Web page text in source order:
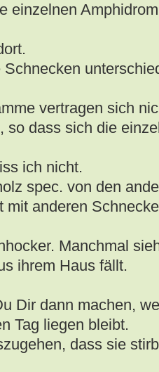
einzelnen
vertragen sich
so dass sich die
ich nicht.
spec. von den
mit anderen
Manchmal
ihrem Haus fällt.
Dir dann machen,
Tag liegen bleibt.
dass sie